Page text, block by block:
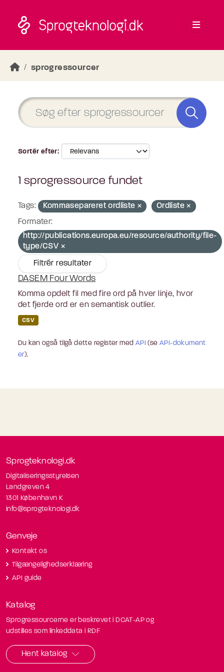
sprogressourcer
Sortér efter
1 sprogressource fundet
Tags: Kommasepareret ordliste
Ordliste
Formater:
http://publications.europa.eu/resource/authority/file-
type/CSV
Filtrér resultater
DASEM Four Words
Komma opdelt fil med fire ord på hver linje, hvor
det fjerde ord er en semantisk outlier.
CSV
Du kan også tilgå dette register med API (seAPI-dokument
er).
Sprogteknologi.dk
Digitaliseringsstyrelsen
Landgreven 4
1301 København K
info@sprogteknologi.dk
Genveje
Kontakt os
Tilgængelighedserklæring
API guide
Katalog
Sprogressourcerne er beskrevet i DCAT-AP og
udstilles som linkeddata i RDF
Hent katalog